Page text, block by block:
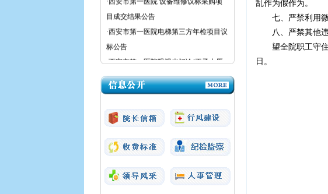
告
·西安市第一医院粉巷院区强制性清洁生
乱作为假作为。
七、严禁利用
八、严禁其他
望全院职工守
日。